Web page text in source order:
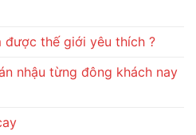
được thế giới yêu thích ?
nhậu từng đông khách nay